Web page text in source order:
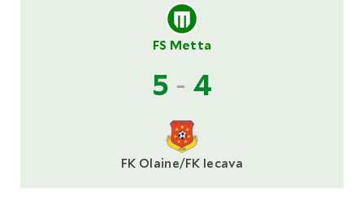
FS Metta
5 - 4
FK Olaine/FK Iecava